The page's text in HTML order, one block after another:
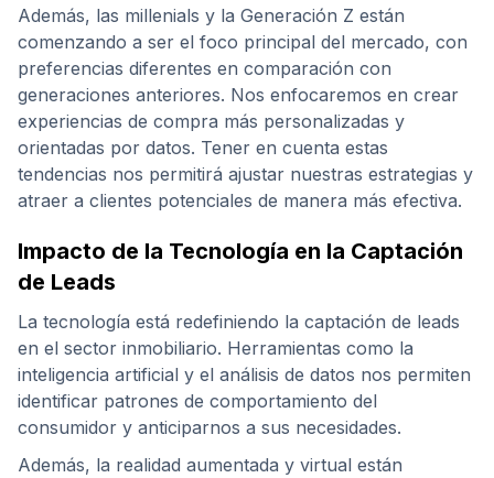
Además, las millenials y la Generación Z están
comenzando a ser el foco principal del mercado, con
preferencias diferentes en comparación con
generaciones anteriores. Nos enfocaremos en crear
experiencias de compra más personalizadas y
orientadas por datos. Tener en cuenta estas
tendencias nos permitirá ajustar nuestras estrategias y
atraer a clientes potenciales de manera más efectiva.
Impacto de la Tecnología en la Captación
de Leads
La tecnología está redefiniendo la captación de leads
en el sector inmobiliario. Herramientas como la
inteligencia artificial y el análisis de datos nos permiten
identificar patrones de comportamiento del
consumidor y anticiparnos a sus necesidades.
Además, la realidad aumentada y virtual están